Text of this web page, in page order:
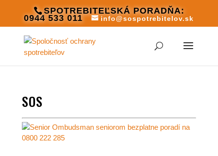
SPOTREBITEĽSKÁ PORADŇA:
0944 533 011 info@sospotrebitelov.sk
SOS